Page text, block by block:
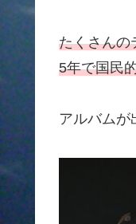
たくさんの
5年で国民
アルバムが